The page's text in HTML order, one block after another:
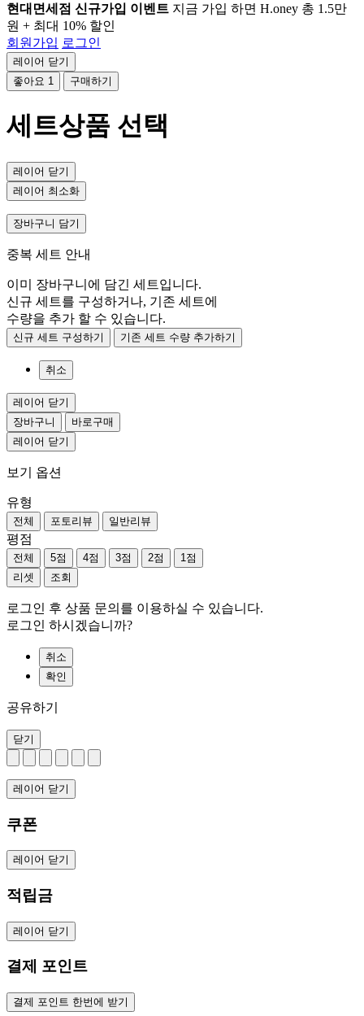
현대면세점 신규가입 이벤트 지금 가입 하면 H.oney 총 1.5만
원 + 최대 10% 할인
회원가입 로그인
레이어 닫기
좋아요 1 구매하기
세트상품 선택
레이어 닫기
레이어 최소화
장바구니 담기
중복 세트 안내
이미 장바구니에 담긴 세트입니다.
신규 세트를 구성하거나, 기존 세트에
수량을 추가 할 수 있습니다.
신규 세트 구성하기 기존 세트 수량 추가하기
취소
레이어 닫기
장바구니
바로구매
레이어 닫기
보기 옵션
유형
전체 포토리뷰 일반리뷰
평점
전체 5점 4점 3점 2점
1점
리셋
조회
로그인 후 상품 문의를 이용하실 수 있습니다.
로그인 하시겠습니까?
취소
확인
공유하기
닫기
레이어 닫기
쿠폰
레이어 닫기
적립금
레이어 닫기
결제 포인트
결제 포인트 한번에 받기